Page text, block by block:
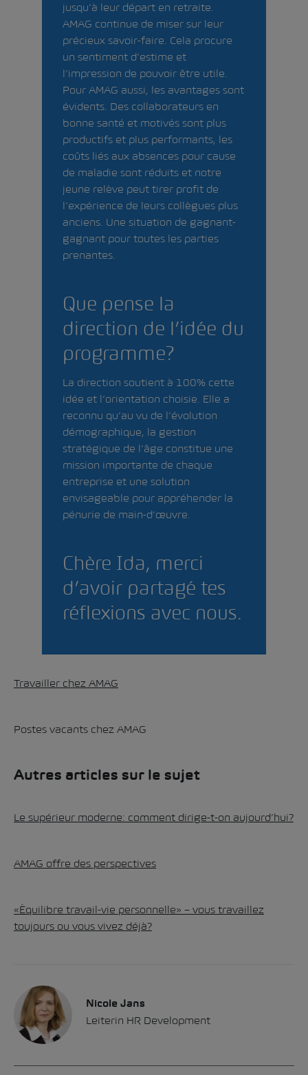
jusqu’à leur départ en retraite.
AMAG continue de miser sur leur
précieux savoir-faire. Cela procure
un sentiment d’estime et
l’impression de pouvoir être utile.
Pour AMAG aussi, les avantages sont
évidents. Des collaborateurs en
bonne santé et motivés sont plus
productifs et plus performants, les
coûts liés aux absences pour cause
de maladie sont réduits et notre
jeune relève peut tirer profit de
l’expérience de leurs collègues plus
anciens. Une situation de gagnant-
gagnant pour toutes les parties
prenantes.
Que pense la
direction de l’idée du
programme?
La direction soutient à 100% cette
idée et l’orientation choisie. Elle a
reconnu qu’au vu de l’évolution
démographique, la gestion
stratégique de l’âge constitue une
mission importante de chaque
entreprise et une solution
envisageable pour appréhender la
pénurie de main-d’œuvre.
Chère Ida, merci
d’avoir partagé tes
réflexions avec nous.
Travailler chez AMAG
Postes vacants chez AMAG
Autres articles sur le sujet
Le supérieur moderne: comment dirige-t-on aujourd’hui?
AMAG offre des perspectives
«Équilibre travail-vie personnelle» – vous travaillez
toujours ou vous vivez déjà?
Nicole Jans
Leiterin HR Development